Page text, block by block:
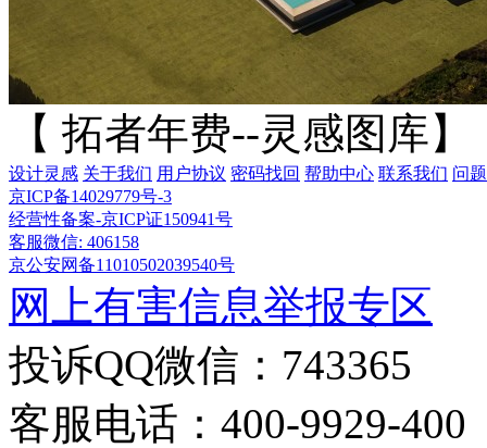
【 拓者年费--灵感图库】
设计灵感 关于我们 用户协议 密码找回 帮助中心 联系我们 问
京ICP备14029779号-3
经营性备案-京ICP证150941号
客服微信: 406158
京公安网备11010502039540号
网上有害信息举报专区
投诉QQ微信：743365
客服电话：400-9929-400